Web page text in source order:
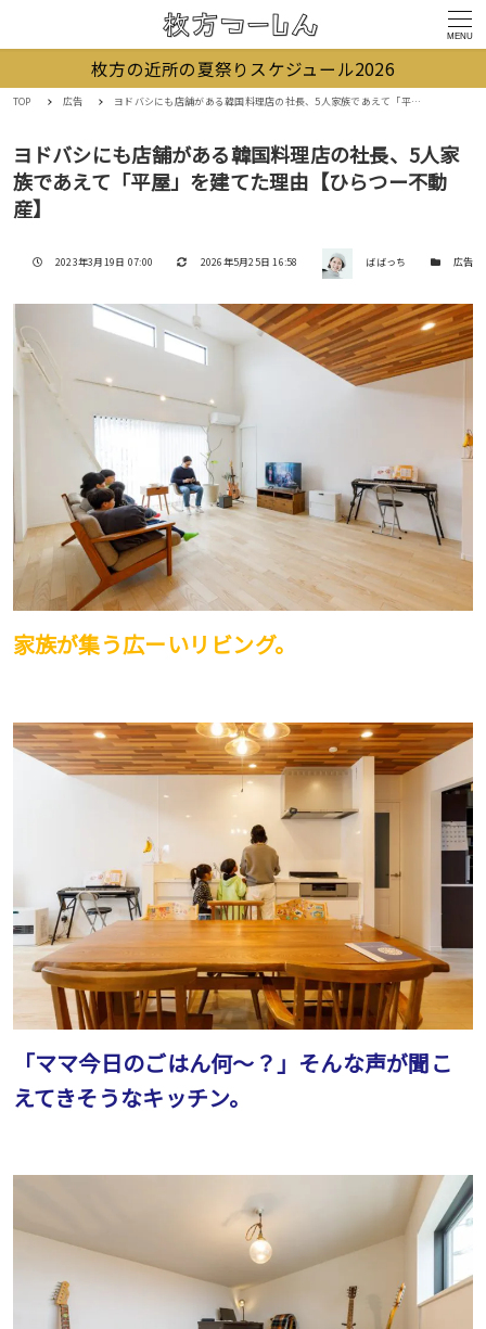
MENU
枚方の近所の夏祭りスケジュール2026
TOP 広告 ヨドバシにも店舗がある韓国料理店の社長、5人家族であえて「平屋」を建てた理由【ひらつー不動産】
ヨドバシにも店舗がある韓国料理店の社長、5人家
族であえて「平屋」を建てた理由【ひらつー不動
産】
投稿日
2023年3月19日 07:00 更新日
2026年5月25日 16:58 著者 ばばっち カテゴリー
広告
家族が集う広ーいリビング。
「ママ今日のごはん何〜？」そんな声が聞こ
えてきそうなキッチン。